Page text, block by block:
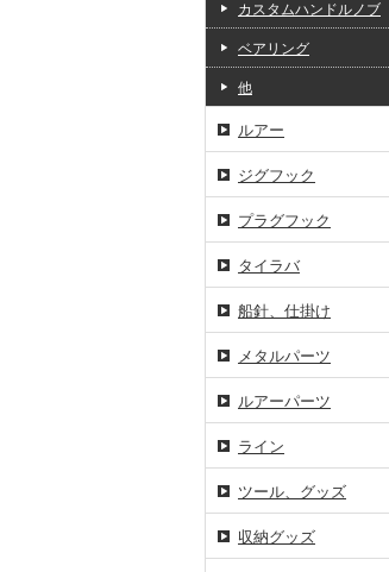
カスタムハンドルノブ
ベアリング
他
ルアー
ジグフック
プラグフック
タイラバ
船針、仕掛け
メタルパーツ
ルアーパーツ
ライン
ツール、グッズ
収納グッズ